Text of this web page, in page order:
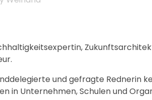
und gefragte Rednerin
in Unternehmen, Schulen und